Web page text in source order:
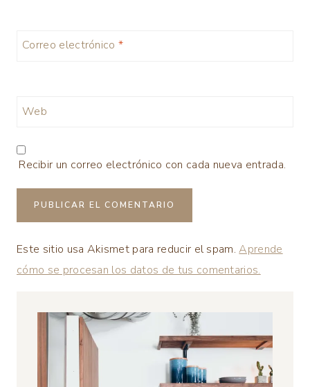
Correo electrónico*
Web
Recibir un correo electrónico con cada nueva entrada.
Este sitio usa Akismet para reducir el spam.Aprende
cómo se procesan los datos de tus comentarios.